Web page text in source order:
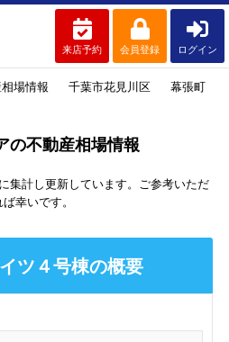
来店予約 会員登録 ログイン
場情報 千葉市花見川区 幕張町
集計し更新しています。ご参考いただ
幸いです。
ツ４号棟の概要